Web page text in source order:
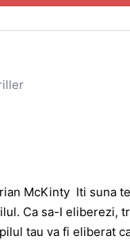
McKinty Iti suna
Ca sa-I eliberezi,
tau va fi eliberat